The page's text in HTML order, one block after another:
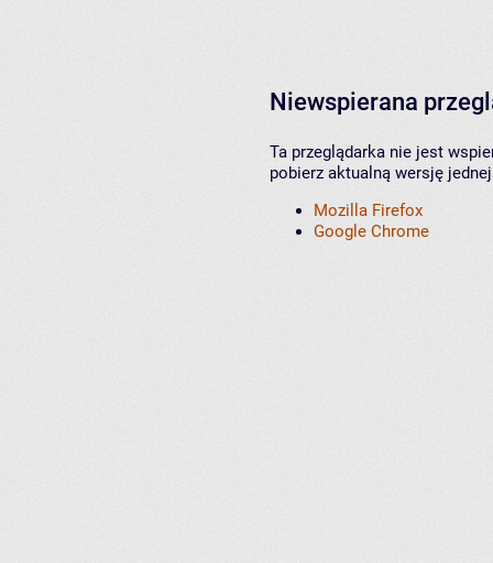
Niewspierana
Ta przeglądarka nie jest
pobierz aktualną wersję
Mozilla Firefox
Google Chrome